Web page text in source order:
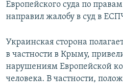
Հայերեն
Русский
Все сайты Радио Азатутюн
Европейского суда по
направил жалобу в суд в
Украинская сторона
в частности в Крыму,
нарушениям Европейской
человека. В частности,